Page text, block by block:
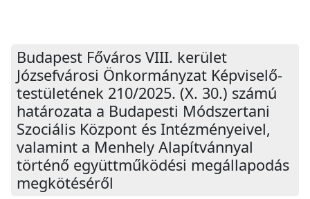
Budapest Főváros VIII. kerület
Józsefvárosi Önkormányzat Képviselő-
testületének 210/2025. (X. 30.) számú
határozata a Budapesti Módszertani
Szociális Központ és Intézményeivel,
valamint a Menhely Alapítvánnyal
történő együttműködési megállapodás
megkötéséről